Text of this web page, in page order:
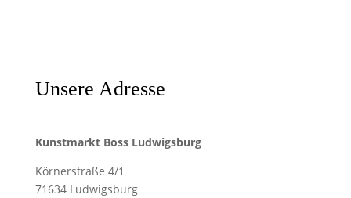
Unsere Adresse
Kunstmarkt Boss Ludwigsburg
Körnerstraße 4/1
71634 Ludwigsburg